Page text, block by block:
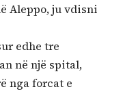
Aleppo, ju vdisni
edhe tre
në një spital,
nga forcat e